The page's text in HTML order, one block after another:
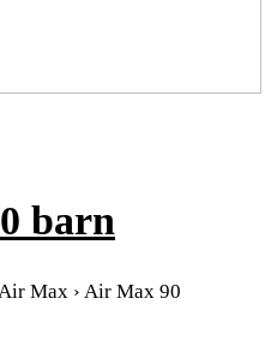
barn
Max › Air Max 90